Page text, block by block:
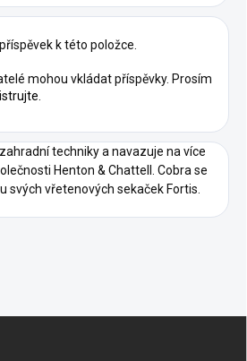
k této položce.
mohou vkládat příspěvky. Prosím
techniky a navazuje na více
Henton & Chattell. Cobra se
svých vřetenových sekaček Fortis.